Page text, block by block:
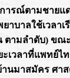
การณ์ตามชาย
าบาลใช้เวลา
ตามลำดับ) ขณ
เวลาที่แพทย์ไ
นมาสมัคร ศา